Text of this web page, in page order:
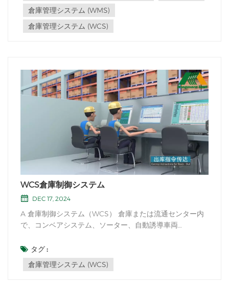
倉庫管理システム (WMS)
倉庫管理システム (WCS)
WCS倉庫制御システム
DEC 17, 2024
A 倉庫制御システム（WCS） 倉庫または流通センター内
で、コンベアシステム、ソーター、自動誘導車両
用を管理および制御するソフトウェアアプリケーションで
す。 WCSは、倉庫管理システム（WMS）と物理自動化機
器の間の仲介層として機能し、シームレスな調整と効率的
タグ :
倉庫管理システム (WCS)